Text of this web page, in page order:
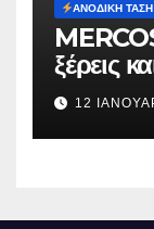
ΑΝΟΔΙΚΉ ΤΆΣΗ
ξέρεις
12